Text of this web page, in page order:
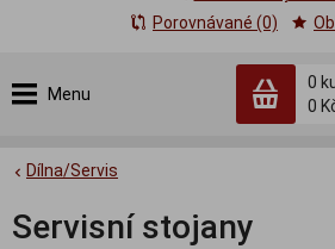
Menu
0
0
Porovnávané (0)
Dílna/Servis
Servisní stojany